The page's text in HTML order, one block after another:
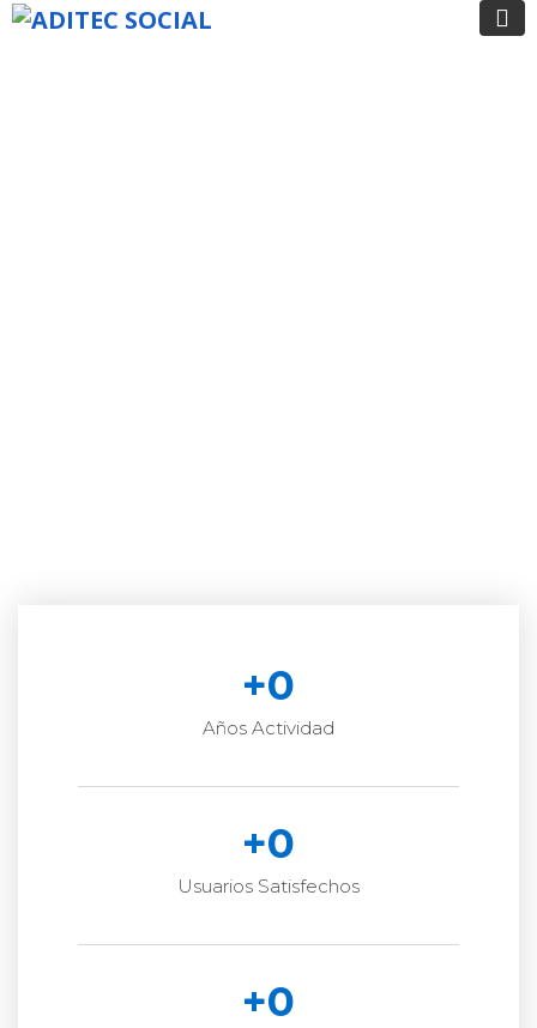
+0
Años Actividad
+0
Usuarios Satisfechos
+0